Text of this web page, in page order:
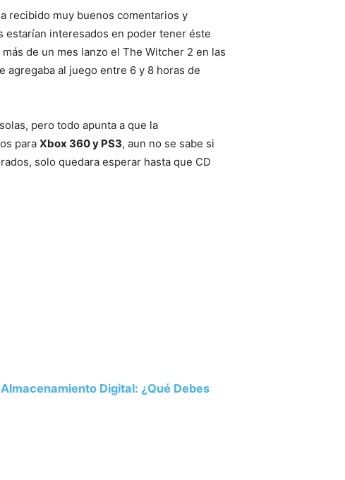
Mundo
recibido muy buenos comentarios y
estarían interesados en poder tener éste
de un mes lanzo el The Witcher 2 en las
agregaba al juego entre 6 y 8 horas de
pero todo apunta a que la
para Xbox 360 y PS3, aun no se sabe si
solo quedara esperar hasta que CD
Digital: ¿Qué Debes